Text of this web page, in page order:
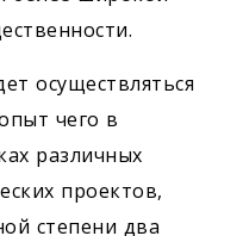
осуществляться
чего в
различных
проектов,
степени два